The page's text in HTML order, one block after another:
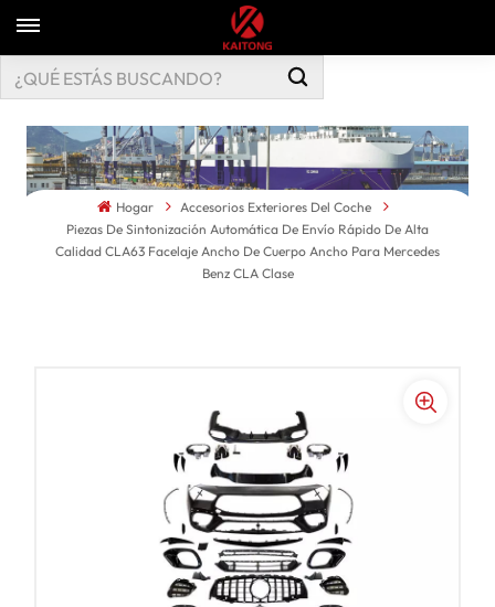
Hogar
Accesorios Exteriores Del Coche
Piezas De Sintonización Automática De Envío Rápido De Alta
Calidad CLA63 Facelaje Ancho De Cuerpo Ancho Para Mercedes
Benz CLA Clase